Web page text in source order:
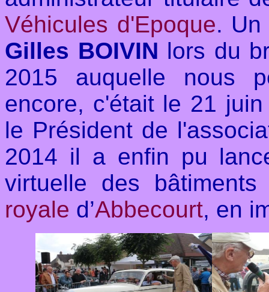
Véhicules d'Epoque. Un
Gilles BOIVIN lors du
2015 auquelle nous
encore, c'était le 21
le Président de
2014 il a enfin pu
virtuelle des
royale d’Abbecourt, en